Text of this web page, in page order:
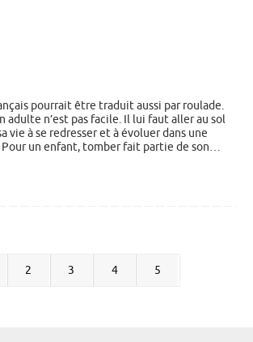
pourrait être traduit aussi par roulade.
adulte n’est pas facile. Il lui faut aller au sol
vie à se redresser et à évoluer dans une
un enfant, tomber fait partie de son…
2 3 4 5